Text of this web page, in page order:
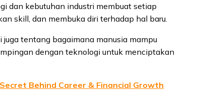
dan kebutuhan industri membuat setiap
skill, dan membuka diri terhadap hal baru.
tentang bagaimana manusia mampu
dengan teknologi untuk menciptakan
Behind Career & Financial Growth